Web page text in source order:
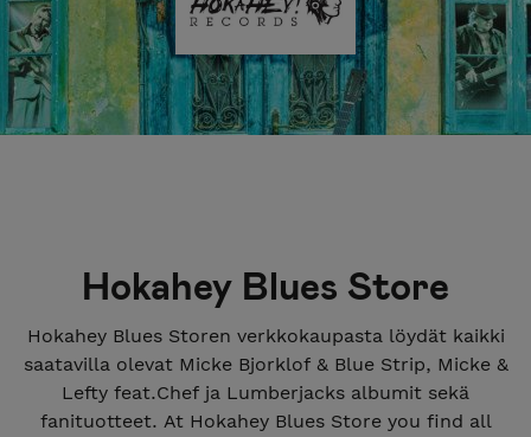
Hokahey Blues Store
Hokahey Blues Storen verkkokaupasta löydät kaikki
saatavilla olevat Micke Bjorklof & Blue Strip, Micke &
Lefty feat.Chef ja Lumberjacks albumit sekä
fanituotteet. At Hokahey Blues Store you find all